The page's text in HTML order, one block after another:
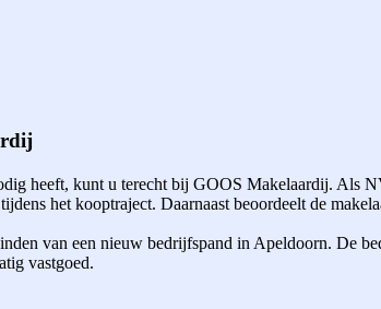
heeft, kunt u terecht bij GOOS Makelaardij. Als
het kooptraject. Daarnaast beoordeelt de
van een nieuw bedrijfspand in Apeldoorn. De
vastgoed.